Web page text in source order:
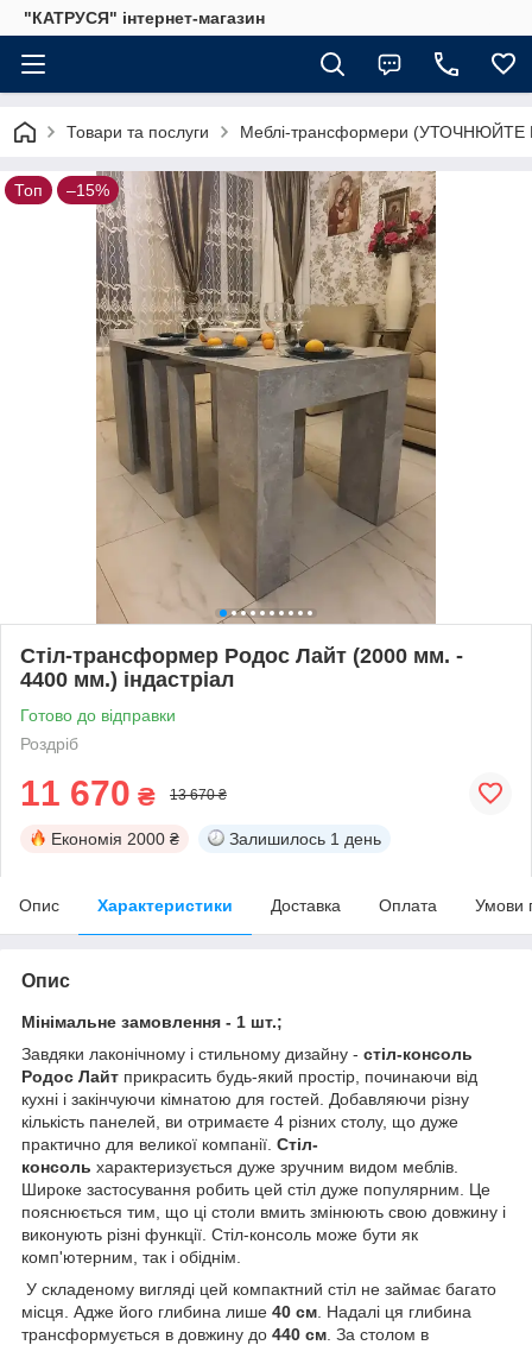
"КАТРУСЯ" інтернет-магазин
Товари та послуги Меблі-трансформери (УТОЧНЮЙТЕ
Топ –15%
Стіл-трансформер Родос Лайт (2000 мм. -
4400 мм.) індастріал
Готово до відправки
Роздріб
11 670 ₴ 13 670 ₴
Економія 2000 ₴ Залишилось 1 день
Опис Характеристики Доставка Оплата Умови
Опис
Мінімальне замовлення - 1 шт.;
Завдяки лаконічному і стильному дизайну - стіл-консоль
Родос Лайт прикрасить будь-який простір, починаючи від
кухні і закінчуючи кімнатою для гостей. Добавляючи різну
кількість панелей, ви отримаєте 4 різних столу, що дуже
практично для великої компанії. Стіл-
консоль характеризується дуже зручним видом меблів.
Широке застосування робить цей стіл дуже популярним. Це
пояснюється тим, що ці столи вмить змінюють свою довжину і
виконують різні функції. Стіл-консоль може бути як
комп'ютерним, так і обіднім.
У складеному вигляді цей компактний стіл не займає багато
місця. Адже його глибина лише 40 см . Надалі ця глибина
трансформується в довжину до 440 см . За столом в